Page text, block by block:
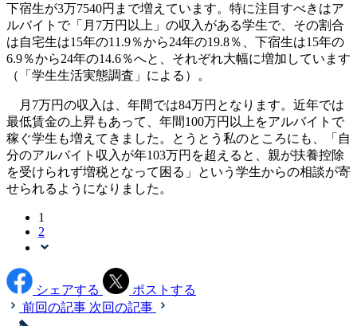
下宿生が3万7540円まで増えています。特に注目すべきはア
ルバイトで「月7万円以上」の収入がある学生で、その割合
は自宅生は15年の11.9％から24年の19.8％、下宿生は15年の
6.9％から24年の14.6％へと、それぞれ大幅に増加しています
（「学生生活実態調査」による）。
月7万円の収入は、年間では84万円となります。近年では
最低賃金の上昇もあって、年間100万円以上をアルバイトで
稼ぐ学生も増えてきました。とうとう私のところにも、「自
分のアルバイト収入が年103万円を超えると、親が扶養控除
を受けられず増税となって困る」という学生からの相談が寄
せられるようになりました。
1
2
シェアする
ポストする
前回の記事 次回の記事